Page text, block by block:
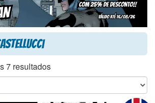
7 resultados